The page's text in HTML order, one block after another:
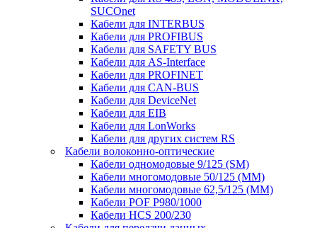
SUCOnet
Кабели для INTERBUS
Кабели для PROFIBUS
Кабели для SAFETY BUS
Кабели для AS-Interface
Кабели для PROFINET
Кабели для CAN-BUS
Кабели для DeviceNet
Кабели для EIB
Кабели для LonWorks
Кабели для других систем RS
Кабели волоконно-оптические
Кабели одномодовые 9/125 (SM)
Кабели многомодовые 50/125 (ММ)
Кабели многомодовые 62,5/125 (ММ)
Кабели POF P980/1000
Кабели HCS 200/230